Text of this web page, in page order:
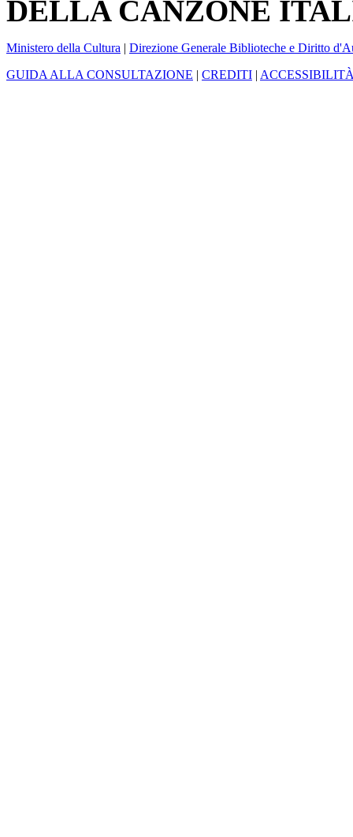
DELLA CANZONE
Ministero della Cultura | Direzione Generale Biblioteche e Diritto
GUIDA ALLA CONSULTAZIONE | CREDITI |